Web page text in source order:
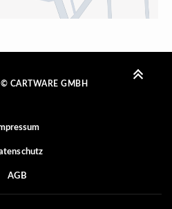
CARTWARE GMBH
AGB